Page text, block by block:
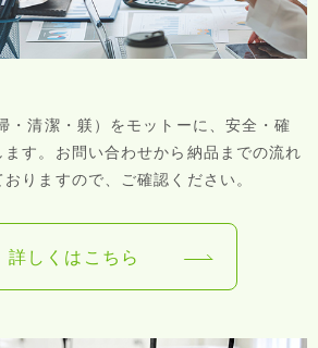
・清潔・躾）をモットーに、安全・確
す。お問い合わせから納品までの流れ
りますので、ご確認ください。
詳しくはこちら